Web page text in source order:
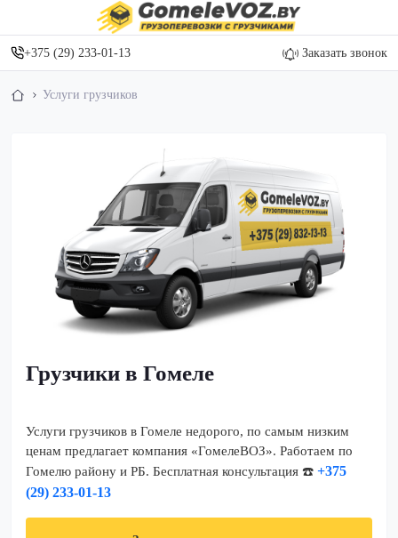
+375 (29) 233-01-13 Заказать звонок
Услуги грузчиков
Грузчики в Гомеле
Услуги грузчиков в Гомеле недорого, по самым низким
ценам предлагает компания «ГомелеВОЗ». Работаем по
Гомелю району и РБ. Бесплатная консультация ☎️ +375
(29) 233-01-13